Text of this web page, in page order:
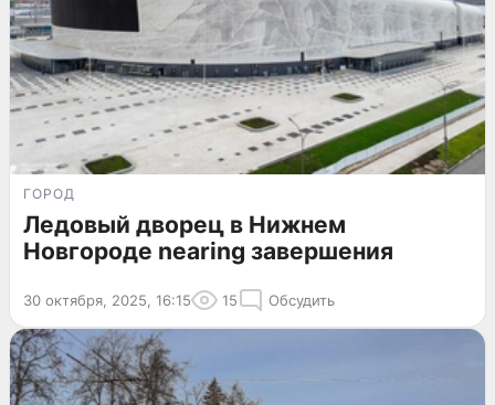
ГОРОД
Ледовый дворец в Нижнем
Новгороде nearing завершения
30 октября, 2025, 16:15 15 Обсудить